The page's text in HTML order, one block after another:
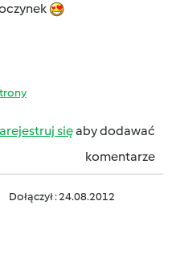
sięaby dodawać
komentarze
Dołączył : 24.08.2012